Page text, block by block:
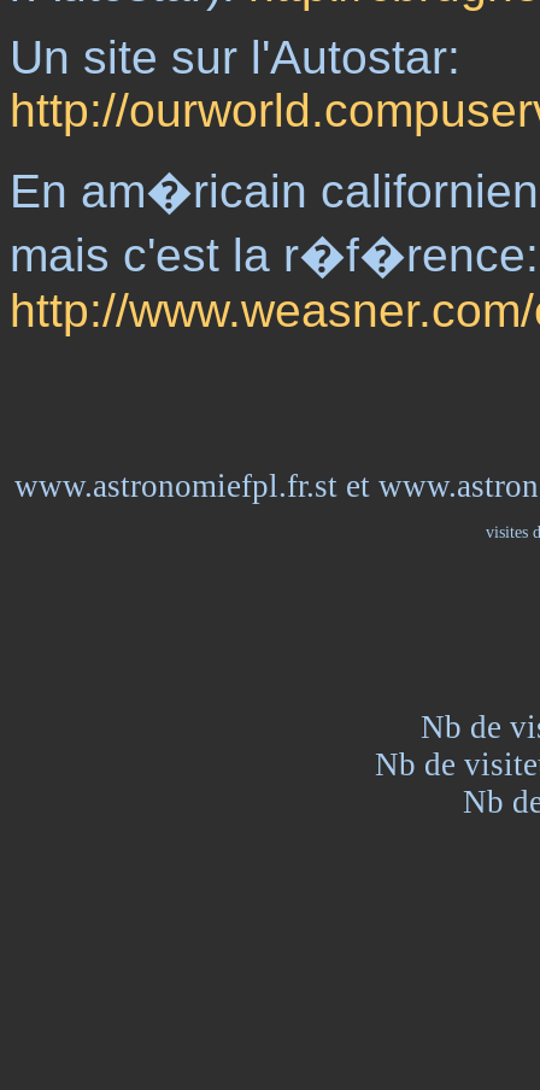
Un site sur l'Autostar:
http://
En am�ricain
mais c'est la r�f�rence:
http://
www.astronomiefpl.fr.st et
visites
Nb de
Nb de
Nb